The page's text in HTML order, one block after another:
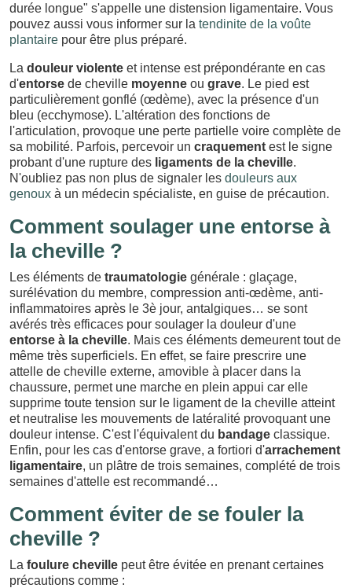
durée longue" s'appelle une distension ligamentaire. Vous
pouvez aussi vous informer sur la tendinite de la voûte
plantaire pour être plus préparé.
La douleur violente et intense est prépondérante en cas
d'entorse de cheville moyenne ou grave. Le pied est
particulièrement gonflé (œdème), avec la présence d'un
bleu (ecchymose). L'altération des fonctions de
l'articulation, provoque une perte partielle voire complète de
sa mobilité. Parfois, percevoir un craquement est le signe
probant d'une rupture des ligaments de la cheville.
N'oubliez pas non plus de signaler les douleurs aux
genoux à un médecin spécialiste, en guise de précaution.
Comment soulager une entorse à
la cheville ?
Les éléments de traumatologie générale : glaçage,
surélévation du membre, compression anti-œdème, anti-
inflammatoires après le 3è jour, antalgiques… se sont
avérés très efficaces pour soulager la douleur d'une
entorse à la cheville. Mais ces éléments demeurent tout de
même très superficiels. En effet, se faire prescrire une
attelle de cheville externe, amovible à placer dans la
chaussure, permet une marche en plein appui car elle
supprime toute tension sur le ligament de la cheville atteint
et neutralise les mouvements de latéralité provoquant une
douleur intense. C'est l'équivalent du bandage classique.
Enfin, pour les cas d'entorse grave, a fortiori d'arrachement
ligamentaire, un plâtre de trois semaines, complété de trois
semaines d'attelle est recommandé…
Comment éviter de se fouler la
cheville ?
La foulure cheville peut être évitée en prenant certaines
précautions comme :